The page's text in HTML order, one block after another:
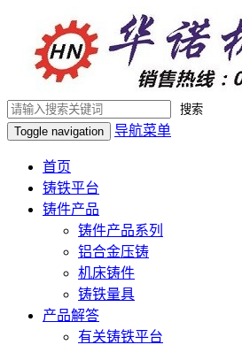
搜索
Toggle navigation
导航菜单
首页
铸铁平台
铸件产品
铸件产品系列
铝合金压铸
机床铸件
铸铁量具
产品解答
有关铸铁平台